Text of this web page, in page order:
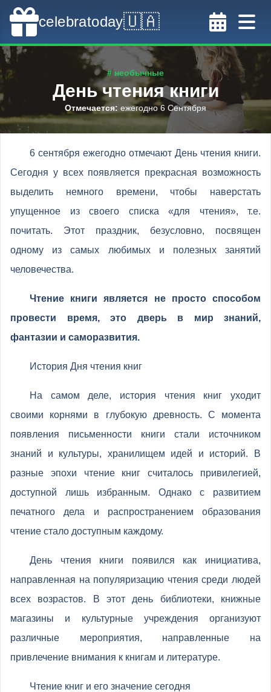
celebratoday🇺🇦
# необычные
День чтения книги
Отмечается: ежегодно 6 Сентября
6 сентября ежегодно отмечают День чтения книги.
Сегодня у всех появляется прекрасная возможность
выделить немного времени, чтобы наверстать
упущенное из своего списка «для чтения», т.е.
почитать. Этот праздник, безусловно, посвящен
одному из самых любимых и полезных занятий
человечества.
Чтение книги является не просто способом
провести время, это дверь в мир знаний,
фантазии и саморазвития.
История Дня чтения книг
На самом деле, история чтения книг уходит
своими корнями в глубокую древность. С момента
появления письменности книги стали источником
знаний и культуры, хранилищем идей и историй. В
разные эпохи чтение книг считалось привилегией,
доступной лишь избранным. Однако с развитием
печатного дела и распространением образования
чтение стало доступным каждому.
День чтения книги появился как инициатива,
направленная на популяризацию чтения среди людей
всех возрастов. В этот день библиотеки, книжные
магазины и культурные учреждения организуют
различные мероприятия, направленные на
привлечение внимания к книгам и литературе.
Чтение книг и его значение сегодня